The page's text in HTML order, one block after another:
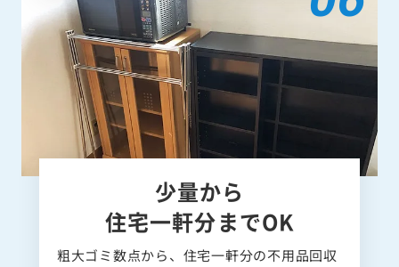
少量から
住宅一軒分までOK
粗大ゴミ数点から、住宅一軒分の不用品回収